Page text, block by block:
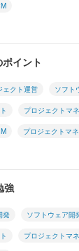
イント
ェクト運営 ソフト
プロジェクトマ
プロジェクトマ
強
発 ソフトウェア開
プロジェクトマ